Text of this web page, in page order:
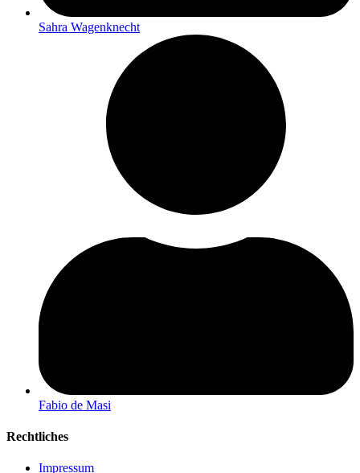
Sahra Wagenknecht
Fabio de Masi
Rechtliches
Impressum